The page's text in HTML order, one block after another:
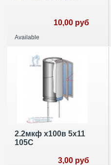
10,00 руб
Available
2.2мкф х100в 5х11
105С
3,00 руб